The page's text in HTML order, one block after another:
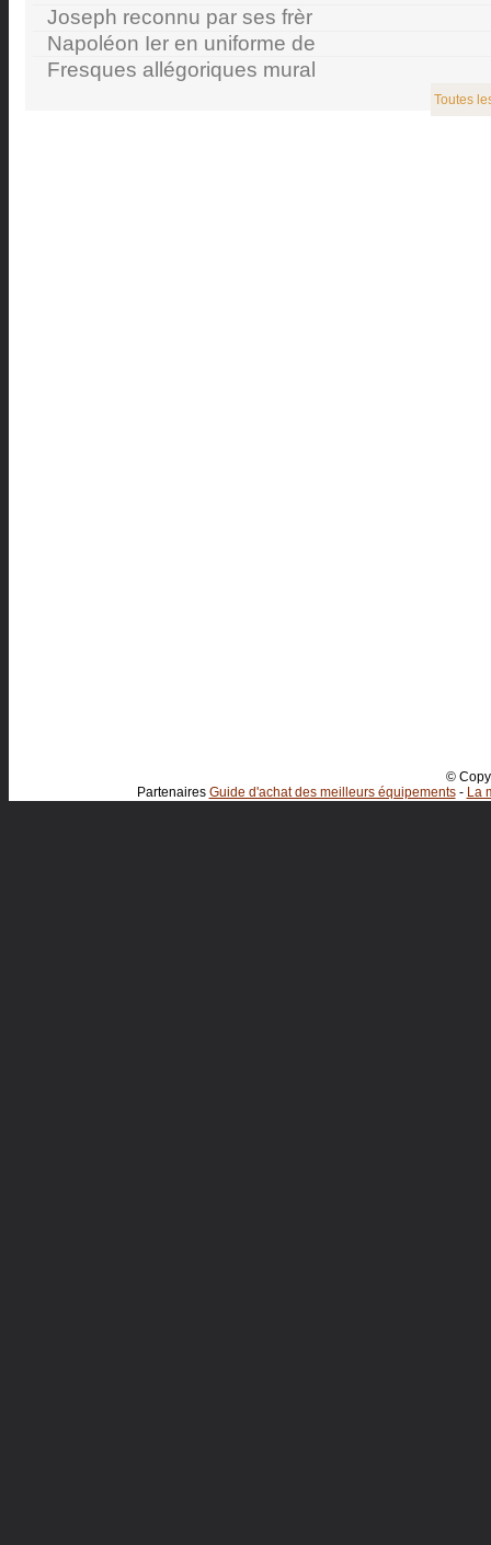
Joseph reconnu par ses frèr
Napoléon Ier en uniforme de
Fresques allégoriques mural
Toutes
©
Partenaires Guide d'achat des meilleurs équipements- La